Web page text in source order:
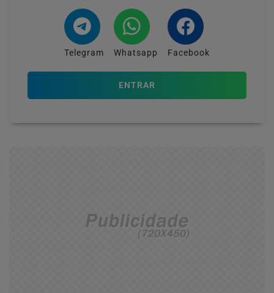
Telegram Whatsapp Facebook
ENTRAR